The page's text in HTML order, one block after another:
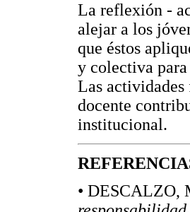
La reflexión -
alejar a los
que éstos
y colectiva
Las actividades
docente
institucional.
• DESCALZO,